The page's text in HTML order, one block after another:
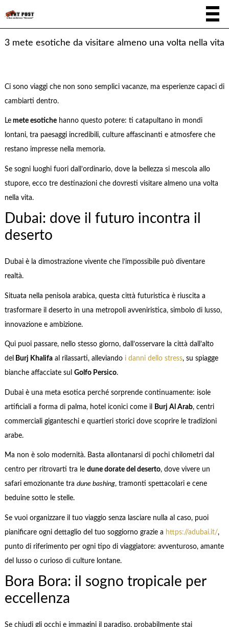
3 mete esotiche da visitare almeno una volta nella vita
Ci sono viaggi che non sono semplici vacanze, ma esperienze capaci di
cambiarti dentro.
Lemete esotichehanno questo potere: ti catapultano in mondi
lontani, tra paesaggi incredibili, culture affascinanti e atmosfere che
restano impresse nella memoria.
Se sogni luoghi fuori dall’ordinario, dove la bellezza si mescola allo
stupore, ecco tre destinazioni che dovresti visitare almeno una volta
nella vita.
Dubai: dove il futuro incontra il
deserto
Dubai è la dimostrazione vivente che l’impossibile può diventare
realtà.
Situata nella penisola arabica, questa città futuristica è riuscita a
trasformare il deserto in una metropoli avveniristica, simbolo di lusso,
innovazione e ambizione.
Qui puoi passare, nello stesso giorno, dall’osservare la città dall’alto
del
Burj Khalifaal rilassarti, alleviando i danni dello stress, su spiagge
bianche affacciate sul Golfo Persico.
Dubai è una meta esotica perché sorprende continuamente: isole
artificiali a forma di palma, hotel iconici come il
Burj Al Arab, centri
commerciali giganteschi e quartieri storici dove scoprire le tradizioni
arabe.
Ma non è solo modernità. Basta allontanarsi di pochi chilometri dal
centro per ritrovarti tra le dune dorate del deserto, dove vivere un
safari emozionante tra dune bashing, tramonti spettacolari e cene
beduine sotto le stelle.
Se vuoi organizzare il tuo viaggio senza lasciare nulla al caso, puoi
pianificare ogni dettaglio del tuo soggiorno grazie a https://adubai.it/,
punto di riferimento per ogni tipo di viaggiatore: avventuroso, amante
del lusso o curioso di culture lontane.
Bora Bora: il sogno tropicale per
eccellenza
Se chiudi gli occhi e immagini il paradiso, probabilmente stai